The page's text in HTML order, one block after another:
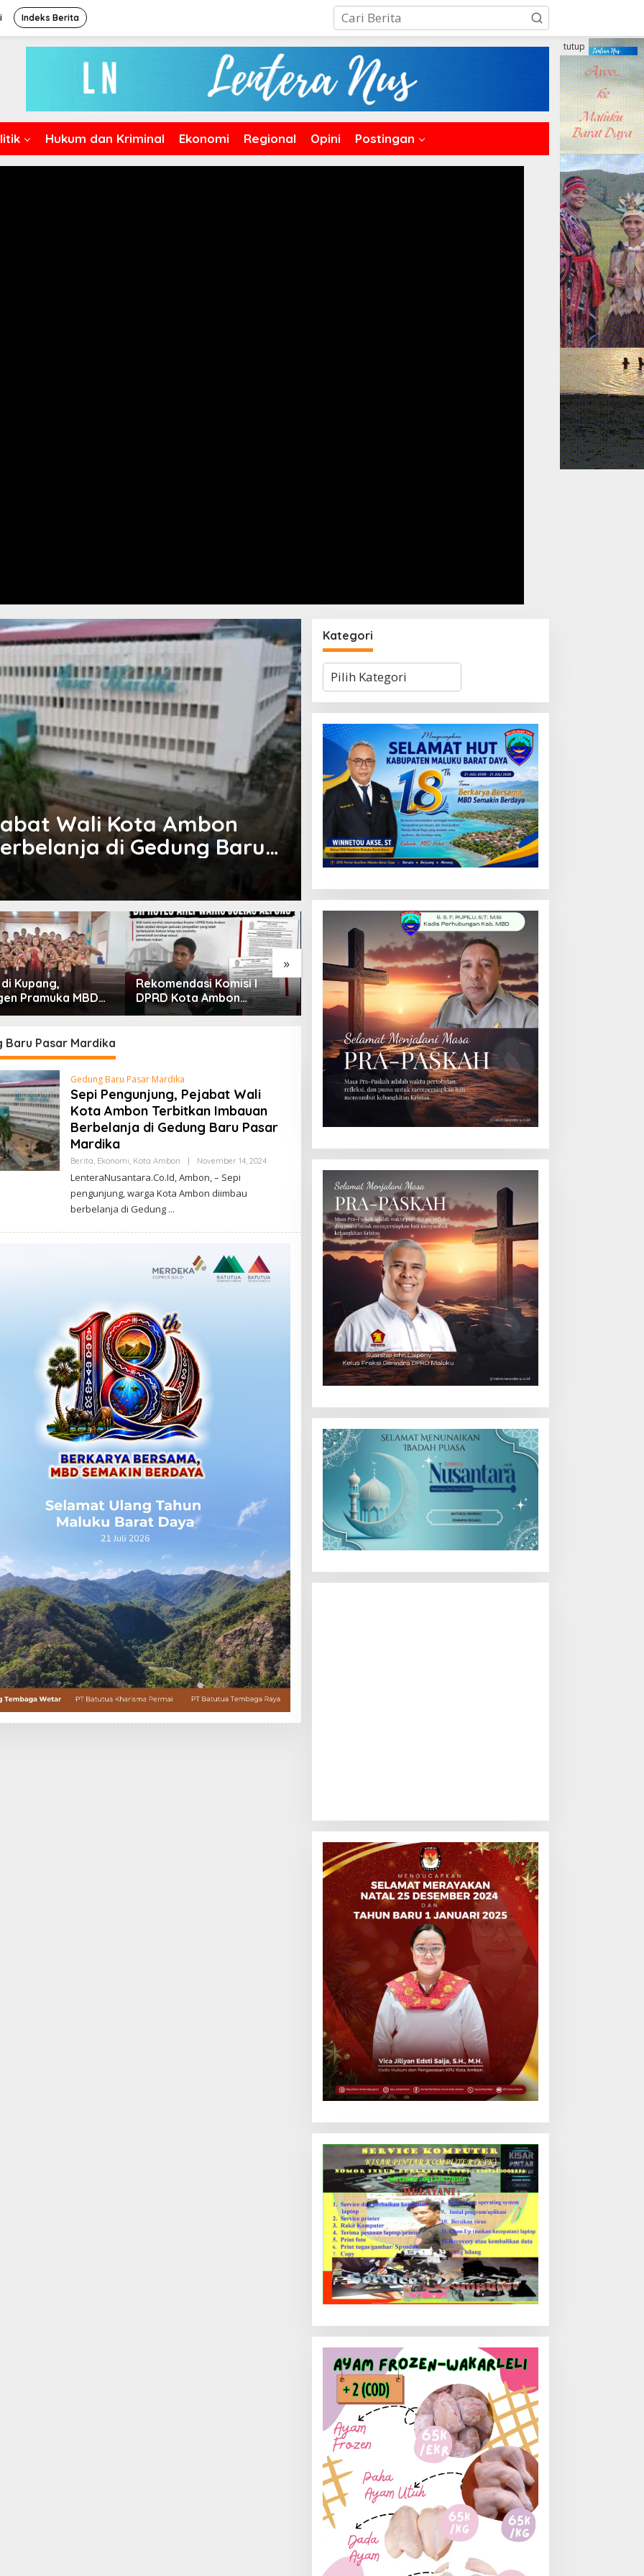
Indeks Berita
Hukum dan Kriminal Ekonomi Regional Opini Postingan
tutup
Wali Kota Ambon
di Gedung Baru
»
Kupang,
Pramuka MBD
Rekomendasi Komisi I
DPRD Kota Ambon
Diprotes Ahli Waris Jozias
PWI Maluku Minta Kapolda
Evaluasi Kapolresta Ambon
Atas Kriminaliasi Lutfi
Heluth, Said Sotta: Bila
Perlu Copot Kasatreskrim
Polresta Ambon
Polisi Tangkap Belasan
Terduga Pelaku Judi Dadu
di Dobo, Muncul Dugaan
Setoran Rp5 Juta dan
Selisih Barang Bukti
Baru Pasar Mardika
Gedung Baru Pasar Mardika
Sepi Pengunjung, Pejabat Wali
Kota Ambon Terbitkan Imbauan
Berbelanja di Gedung Baru Pasar
Mardika
Berita, Ekonomi, Kota Ambon November 14, 2024Oleh
LenteraNusantara.Co.Id, Ambon, – Sepi
pengunjung, warga Kota Ambon diimbau
berbelanja di Gedung
Kategori
Kategori